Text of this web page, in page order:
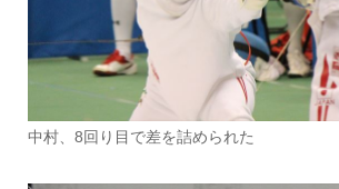
中村、8回り目で差を詰められた